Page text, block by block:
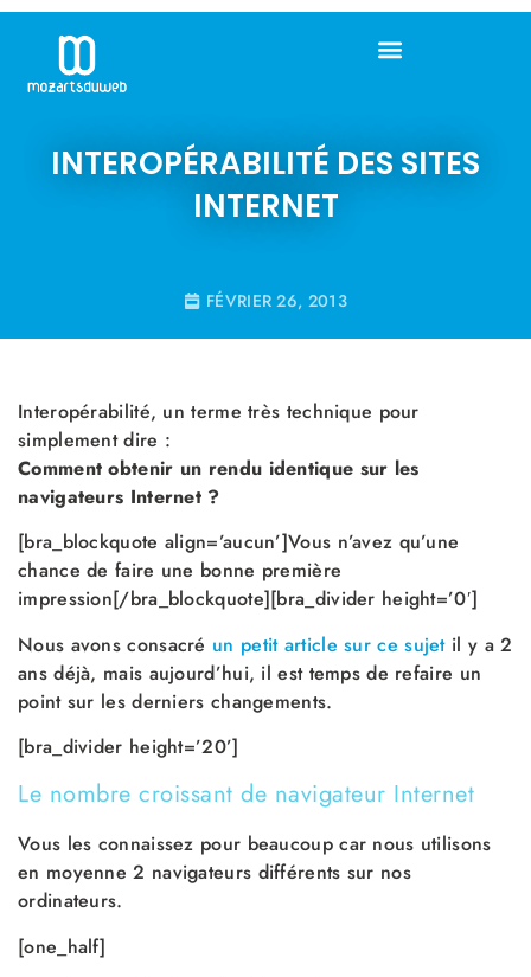
INTEROPÉRABILITÉ DES SITES
INTERNET
FÉVRIER 26, 2013
Interopérabilité, un terme très technique pour
simplement dire :
Comment obtenir un rendu identique sur les
navigateurs Internet ?
[bra_blockquote align=’aucun’]Vous n’avez qu’une
chance de faire une bonne première
impression[/bra_blockquote][bra_divider height=’0′]
Nous avons consacré un petit article sur ce sujetil y a 2
ans déjà, mais aujourd’hui, il est temps de refaire un
point sur les derniers changements.
[bra_divider height=’20’]
Le nombre croissant de navigateur Internet
Vous les connaissez pour beaucoup car nous utilisons
en moyenne 2 navigateurs différents sur nos
ordinateurs.
[one_half]